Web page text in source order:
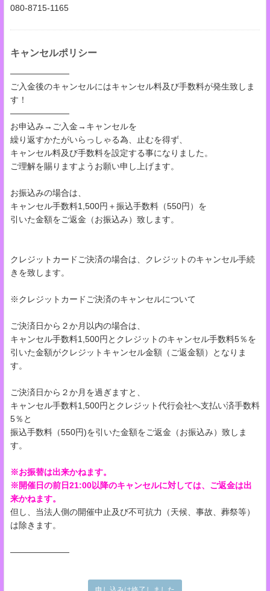
080-8715-1165
キャンセルポリシー
―――――――
ご入金後のキャンセルにはキャンセル料及び手数料が発生致しま
す！
―――――――
お申込み→ご入金→キャンセルを
繰り返すかたがいらっしゃる為、止むを得ず、
キャンセル料及び手数料を設定する事になりました。
ご理解を賜りますようお願い申し上げます。
お振込みの場合は、
キャンセル手数料1,500円＋振込手数料（550円）を
引いた金額をご返金（お振込み）致します。
クレジットカードご決済の場合は、クレジットのキャンセル手続
きを致します。
※クレジットカードご決済のキャンセルについて
ご決済日から２か月以内の場合は、
キャンセル手数料1,500円とクレジットのキャンセル手数料5％を
引いた金額がクレジットキャンセル金額（ご返金額）となりま
す。
ご決済日から２か月を過ぎますと、
キャンセル手数料1,500円とクレジット代行会社へ支払い済手数料
5％と
振込手数料（550円)を引いた金額をご返金（お振込み）致しま
す。
※お振替は出来かねます。
※開催日の前日21:00以降のキャンセルに対しては、ご返金は出
来かねます。
但し、当法人側の開催中止及び不可抗力（天候、事故、葬祭等）
は除きます。
―――――――